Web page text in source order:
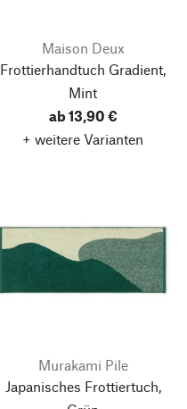
Maison Deux
Frottierhandtuch Gradient,
Mint
ab 13,90 €
+ weitere Varianten
Murakami Pile
Japanisches Frottiertuch,